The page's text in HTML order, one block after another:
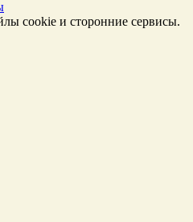
cookie и сторонние сервисы.